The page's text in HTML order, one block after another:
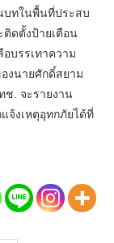
บทในพื้นที่ประสบ
ติดตั้งป้ายเตือน
บรรเทาความ
งนายศักดิ์สยาม
ช. จะรายงาน
จ้งเหตุอุทกภัยได้ที่